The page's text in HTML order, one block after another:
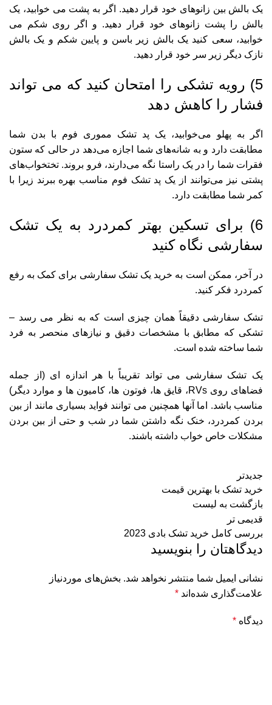
یک بالش بین زانوهای خود قرار دهید. اگر به پشت می خوابید، یک
بالش را پشت زانوهای خود قرار دهید. و اگر روی شکم می
خوابید، سعی کنید یک بالش زیر باسن و پایین شکم و یک بالش
نازک دیگر زیر سر خود قرار دهید.
5) رویه تشکی را امتحان کنید که می تواند
فشار را کاهش دهد
اگر به پهلو می‌خوابید، یک پد تشک مموری فوم با بدن شما
مطابقت دارد و به شانه‌های شما اجازه می‌دهد در حالی که ستون
فقرات شما را در یک راستا نگه می‌دارند، فرو بروند. تختخواب‌های
پشتی نیز می‌توانند از یک پد تشک فوم مناسب بهره ببرند زیرا با
کمر شما مطابقت دارد.
6) برای تسکین بهتر کمردرد به یک تشک
سفارشی نگاه کنید
در آخر، ممکن است به خرید یک تشک سفارشی برای کمک به رفع
کمردرد فکر کنید.
تشک سفارشی دقیقاً همان چیزی است که به نظر می رسد –
تشکی که مطابق با مشخصات دقیق و نیازهای منحصر به فرد
شما ساخته شده است.
یک تشک سفارشی می تواند تقریباً با هر اندازه ای (از جمله
فضاهای روی RVs، قایق ها، فوتون ها، کامیون ها و موارد دیگر)
مناسب باشد. اما آنها همچنین می توانند فواید بسیاری مانند از بین
بردن کمردرد، خنک نگه داشتن شما در شب و حتی از بین بردن
مشکلات خاص خواب داشته باشند.
جدیدتر
خرید تشک با بهترین قیمت
بازگشت به لیست
قدیمی تر
بررسی کامل خرید تشک بادی 2023
دیدگاهتان را بنویسید
نشانی ایمیل شما منتشر نخواهد شد. بخش‌های موردنیاز
علامت‌گذاری شده‌اند *
دیدگاه *